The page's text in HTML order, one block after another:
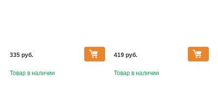
335 pуб.
Товар в наличии
419 pуб.
Товар в наличии